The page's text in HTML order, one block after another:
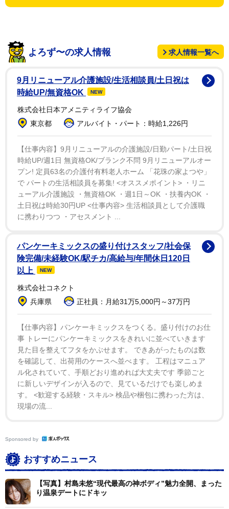
など活躍の幅を広げている中、初写真集は〝自然体であ
モデルの表情とはまた違った一面を披露。ランジェリ
ーや水着では初めてのグラビアにも挑戦。同性も憧れる
引き締まった〝艶やかボディ〟が解放された。楽しそう
な笑顔が印象的な表紙は自身がセレクト。３０歳の大人
の女性へと成長した姿を黒ランジェリー姿で表現。「会
いる口元の近くに配置したいとデザインされた。
撮影は神奈川・湘南で２泊３日のオールロケ。夏のビ
ーチはもちろん、ヨットハーバーやテニスコート、旅館
＆お風呂、プール＆サウナ、邸宅など、さまざまなロケ
ーションで構成された。エッセイにも初挑戦。長文の6
「恋」「人生の転機」をテーマに独特の感性でつづられ
た。
愛甲は「初めての写真集。“自然体でありのまま”とい
うテーマで撮影しました。化粧もほぼせず、肩の力を抜
いて。なるべく普段の私に近い形で。これまで見せられ
なかった表情がたくさん記録されていると思います。自
分でも見たことのない表情が写っていたりして、“私って
こういう顔だっけ”と。この写真集が世に出ることは正直
かなりドキドキしています。皆さんの反応がとても気に
なるところです。なんとなく二泊三日の旅行に一緒に行
ったような感覚になっていただける写真集かと思いま
しますよね。そんな感覚で写真集も見ていただけたら嬉
しいです」とコメントを寄せた。
愛甲千笑美（あいこう・ちえみ）は１９９１年１１月
６日生まれ、宮崎県出身。「CLASSY.」（光文社）、
よろず〜の求人情報 求人情報一覧へ
9月リニューアル介護施設/生活相談員/土日祝は
時給UP/無資格OK
NEW
株式会社日本アメニティライフ協会
東京都
アルバイト・パート：時給1,226円
【仕事内容】9月リニューアルの介護施設/日勤パート/土日祝
時給UP/週1日 無資格OK/ブランク不問 9月リニューアルオー
プン! 定員63名の介護付有料老人ホーム 「花珠の家よつや」
で パートの生活相談員を募集! <オススメポイント> ・リニ
ューアル介護施設 ・無資格OK ・週1日～OK ・扶養内OK ・
土日祝は時給30円UP <仕事内容> 生活相談員として介護職
に携わりつつ ・アセスメント ...
パンケーキミックスの盛り付けスタッフ/社会保
険完備/未経験OK/駅チカ/高給与/年間休日120日
以上
NEW
株式会社コネクト
兵庫県
正社員：月給31万5,000円～37万円
【仕事内容】パンケーキミックスをつくる。盛り付けのお仕
事 トレーにパンケーキミックスをきれいに並べていきます
見た目を整えてフタをかぶせます。 できあがったものは数
を確認して、出荷用のケースへ並べます。 工程はマニュア
ル化されていて、手順どおり進めれば大丈夫です 季節ごと
に新しいデザインが入るので、見ているだけでも楽しめま
す。 <歓迎する経験・スキル> 検品や梱包に携わった方は、
現場の流...
Sponsored by
おすすめニュース
【写真】村島未悠“現代最高の神ボディ”魅力全開、まった
り温泉デートにドキッ